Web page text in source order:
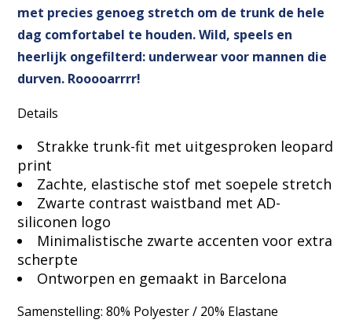
met precies genoeg stretch om de trunk de hele
dag comfortabel te houden. Wild, speels en
heerlijk ongefilterd: underwear voor mannen die
durven. Rooooarrrr!
Details
Strakke trunk-fit met uitgesproken leopard
print
Zachte, elastische stof met soepele stretch
Zwarte contrast waistband met AD-
siliconen logo
Minimalistische zwarte accenten voor extra
scherpte
Ontworpen en gemaakt in Barcelona
Samenstelling: 80% Polyester / 20% Elastane